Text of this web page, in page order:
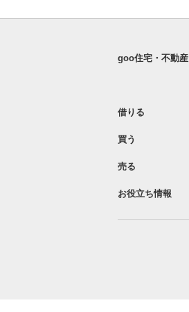
goo住宅・不動産
借りる
買う
売る
お役立ち情報